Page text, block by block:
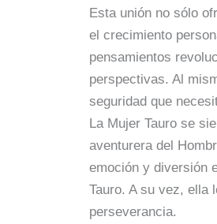
Esta unión no sólo
el crecimiento
pensamientos
perspectivas. Al
seguridad que
La Mujer Tauro se
aventurera del
emoción y diversión
Tauro. A su vez, ella
perseverancia.